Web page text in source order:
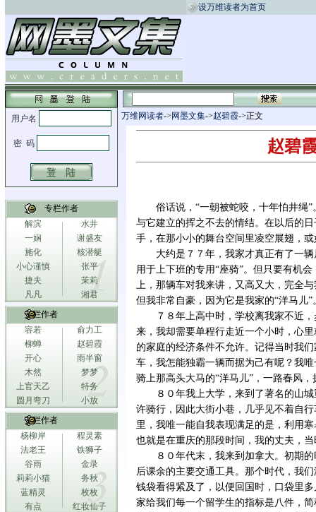
设万维读者为首页
专栏作者
解滨
水井
一娴
谢盛友
施化
核潜艇
小心谨慎
张平
捷夫
茉莉
凡凡
湘君
专栏作者
容若
俞力工
柳蝉
赵碧霞
开心
雨半窗
木然
梦梦
上官天乙
特务
圆月弯刀
小放
专栏作者
杨柳岸
程灵素
法老王
铁狮子
谷雨
金录
莉莉小猫
务秋
蓝精灵
枚枚
有点
红妆仙子
万维网读者-> 网墨文集->赵碧霞->正文
赵碧
俗话说，“一朝被蛇咬，十年怕井绳
与它建立的挥之不去的情结。在以后的
手，在那小小的舞台空间里凌空展翅，
大约是７７年，我家才真正有了一
用于上下班的专用“座骑”。但只要有机
上，那辆车对我来讲，又高又大，完全
但我非常自豪，因为它是我家的“洋马儿”
７８年上高中时，学校离我家不近
来，我却需要单程行走近一个小时，心
的家庭的经济条件不允许。记得当时我
车，我怎能独霸一辆而据为己有呢？我
骑上那高头大马的“洋马儿”，一路春风
８０年我上大学，来到了著名的山
许骑行，因此大街小巷，几乎见不着自
里，我唯一能自我表现满足的是，利用
也就是在重庆的那段时间，我的丈夫，
８０年代末，我来到加拿大。初期
后课余的主要交通工具。那个时代，我
钱袋看得紧及了，以便回国时，口袋里
家给我们每一个留学生的指标是八件，